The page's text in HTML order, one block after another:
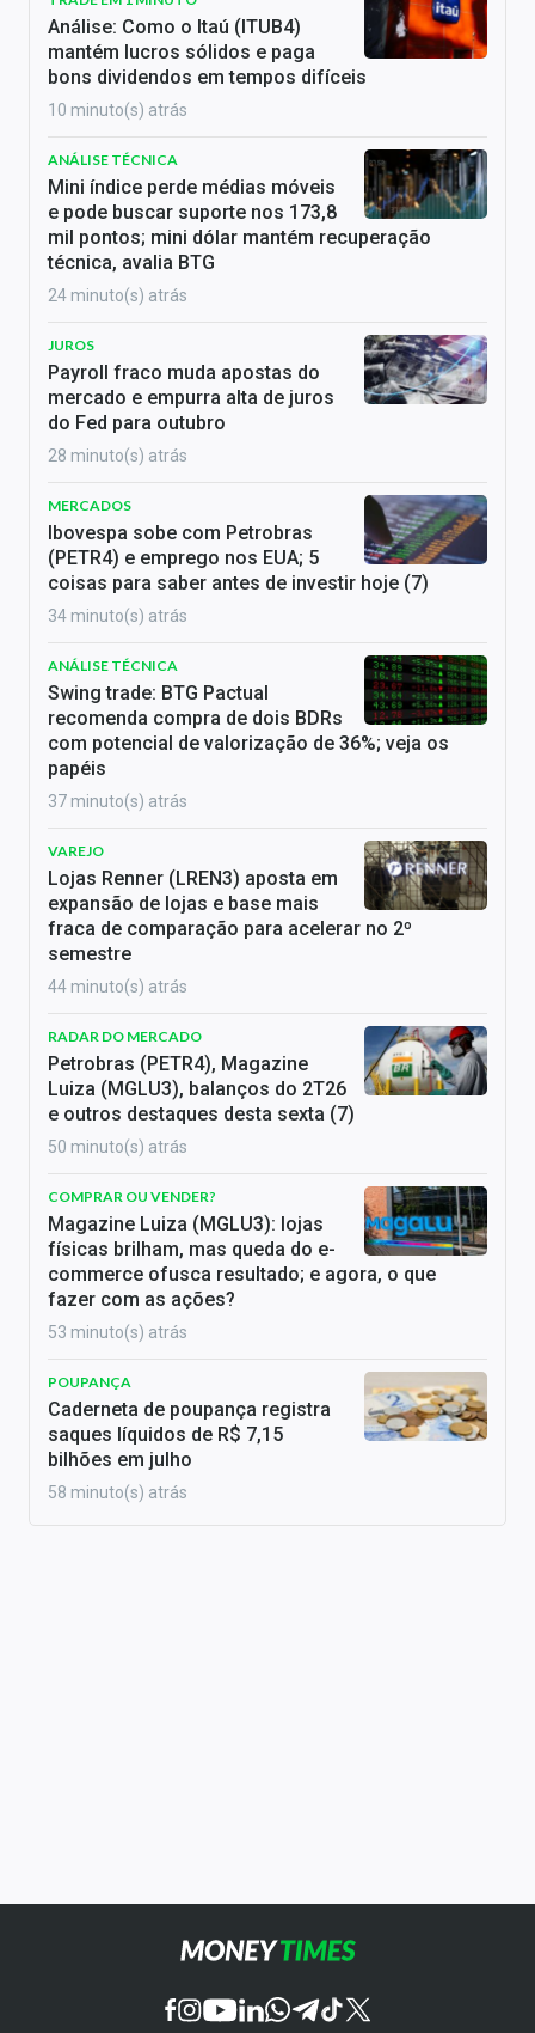
Análise: Como o Itaú (ITUB4)
mantém lucros sólidos e paga
bons dividendos em tempos difíceis
10 minuto(s) atrás
ANÁLISE TÉCNICA
Mini índice perde médias móveis
e pode buscar suporte nos 173,8
mil pontos; mini dólar mantém recuperação
técnica, avalia BTG
24 minuto(s) atrás
JUROS
Payroll fraco muda apostas do
mercado e empurra alta de juros
do Fed para outubro
28 minuto(s) atrás
MERCADOS
Ibovespa sobe com Petrobras
(PETR4) e emprego nos EUA; 5
coisas para saber antes de investir hoje (7)
34 minuto(s) atrás
ANÁLISE TÉCNICA
Swing trade: BTG Pactual
recomenda compra de dois BDRs
com potencial de valorização de 36%; veja os
papéis
37 minuto(s) atrás
VAREJO
Lojas Renner (LREN3) aposta em
expansão de lojas e base mais
fraca de comparação para acelerar no 2º
semestre
44 minuto(s) atrás
RADAR DO MERCADO
Petrobras (PETR4), Magazine
Luiza (MGLU3), balanços do 2T26
e outros destaques desta sexta (7)
50 minuto(s) atrás
COMPRAR OU VENDER?
Magazine Luiza (MGLU3): lojas
físicas brilham, mas queda do e-
commerce ofusca resultado; e agora, o que
fazer com as ações?
53 minuto(s) atrás
POUPANÇA
Caderneta de poupança registra
saques líquidos de R$ 7,15
bilhões em julho
58 minuto(s) atrás